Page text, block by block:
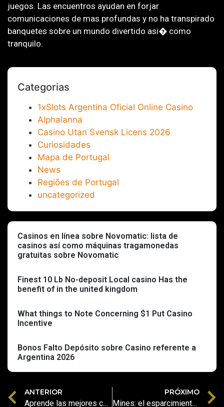
juegos. Las encuentros ayudan en forjar
comunicaciones de mas profundas y no ha transpirado
banquetes sobre un mundo divertido asi� como
tranquilo.
Categorias
1xSlots Argentina Oficial Online Casino
Alphalanna
Casino Utan Svensk Licens 2026
Curiosidades
Mapa de Portugal
News
Regiões de Portugal
uncategorized
Casinos en línea sobre Novomatic: lista de
casinos así­ como máquinas tragamonedas
gratuitas sobre Novomatic
Finest 10 Lb No-deposit Local casino Has the
benefit of in the united kingdom
What things to Note Concerning $1 Put Casino
Incentive
Bonos Falto Depósito sobre Casino referente a
Argentina 2026
ANTERIOR
Aprende las mejores casinos en linea para retar an una ranita sobre Espana
PRÓXIMO
Mines: el esparcimiento de minas cual resulta del pasado con el fin de volarte una cabeza